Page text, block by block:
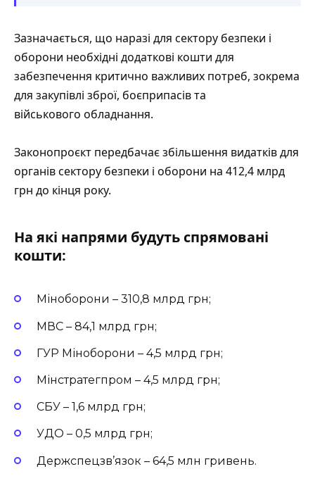
Зазначається, що наразі для сектору безпеки і
оборони необхідні додаткові кошти для
забезпечення критично важливих потреб, зокрема
для закупівлі зброї, боєприпасів та
військового обладнання.
Законопроєкт передбачає збільшення видатків для
органів сектору безпеки і оборони на 412,4 млрд
грн до кінця року.
На які напрями будуть спрямовані
кошти:
Міноборони – 310,8 млрд грн;
МВС – 84,1 млрд грн;
ГУР Міноборони – 4,5 млрд грн;
Мінстратегпром – 4,5 млрд грн;
СБУ – 1,6 млрд грн;
УДО – 0,5 млрд грн;
Держспецзв’язок – 64,5 млн гривень.